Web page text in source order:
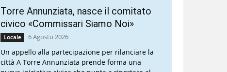
Torre Annunziata, nasce il comitato
civico «Commissari Siamo Noi»
Locale 6 Agosto 2026
Un appello alla partecipazione per rilanciare la
città A Torre Annunziata prende forma una